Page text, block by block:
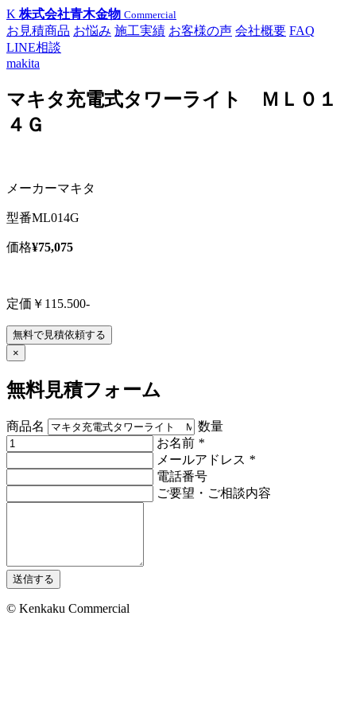
K 株式会社青木金物 Commercial
お見積商品 お悩み 施工実績 お客様の声 会社概要 FAQ
LINE相談
makita
マキタ充電式タワーライト ＭＬ０１
４Ｇ
メーカーマキタ
型番ML014G
価格¥75,075
定価￥115.500-
無料で見積依頼する
×
無料見積フォーム
商品名
数量
お名前 *
メールアドレス *
電話番号
ご要望・ご相談内容
送信する
© Kenkaku Commercial